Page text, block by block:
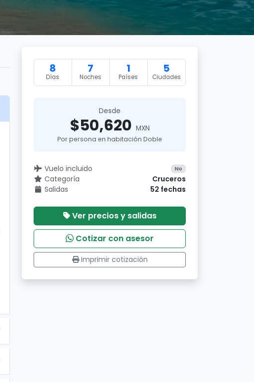
8
Días
7
Noches
1
Países
5
Ciudades
Desde
$50,620 MXN
Por persona en habitación Doble
Vuelo incluido No
Categoría
Cruceros
Salidas
52 fechas
Ver precios y salidas
Cotizar con asesor
Imprimir cotización